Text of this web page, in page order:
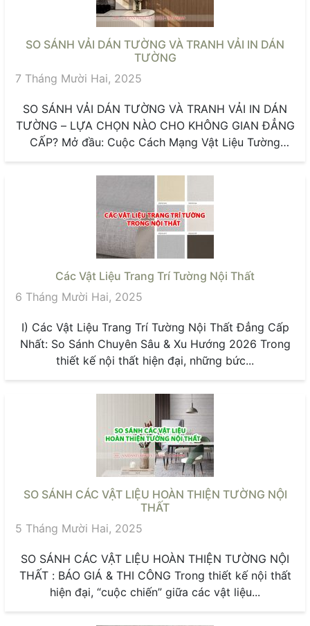
SO SÁNH VẢI DÁN TƯỜNG VÀ TRANH VẢI IN DÁN
TƯỜNG
7 Tháng Mười Hai, 2025
SO SÁNH VẢI DÁN TƯỜNG VÀ TRANH VẢI IN DÁN
TƯỜNG – LỰA CHỌN NÀO CHO KHÔNG GIAN ĐẲNG
CẤP? Mở đầu: Cuộc Cách Mạng Vật Liệu Tường
Các Vật Liệu Trang Trí Tường Nội Thất
6 Tháng Mười Hai, 2025
I) Các Vật Liệu Trang Trí Tường Nội Thất Đẳng Cấp
Nhất: So Sánh Chuyên Sâu & Xu Hướng 2026 Trong
thiết kế nội thất hiện đại, những bức...
SO SÁNH CÁC VẬT LIỆU HOÀN THIỆN TƯỜNG NỘI
THẤT
5 Tháng Mười Hai, 2025
SO SÁNH CÁC VẬT LIỆU HOÀN THIỆN TƯỜNG NỘI
THẤT : BÁO GIÁ & THI CÔNG Trong thiết kế nội thất
hiện đại, “cuộc chiến” giữa các vật liệu...